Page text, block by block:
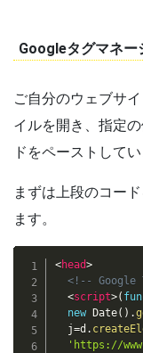
Googleタグマネー
ご自分のウェブサ
イルを開き、指定
ドをペーストしてい
まずは上段のコー
ます。
<head>
<!-- Google
<script>(
new
Date( ) .
  j
=d .
'https://